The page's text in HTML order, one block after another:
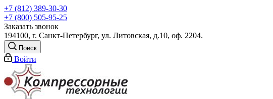
+7 (812) 389-30-30
+7 (800) 505-95-25
Заказать звонок
194100, г. Санкт-Петербург, ул. Литовская, д.10, оф. 2204.
Поиск
Войти